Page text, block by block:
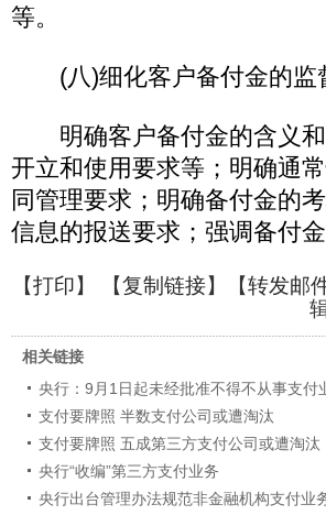
等。
(八)细化客户备付金的监
明确客户备付金的含义和
开立和使用要求等；明确通
同管理要求；明确备付金的
信息的报送要求；强调备付
【打印】 【复制链接】【转发邮
相关链接
央行：9月1日起未经批准不得不从事支付
支付要牌照 半数支付公司或遭淘汰
支付要牌照 五成第三方支付公司或遭淘汰
央行“收编”第三方支付业务
央行出台管理办法规范非金融机构支付业